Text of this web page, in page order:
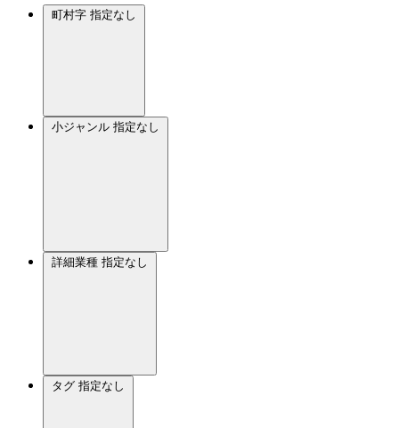
町村字 指定なし
小ジャンル 指定なし
詳細業種 指定なし
タグ 指定なし